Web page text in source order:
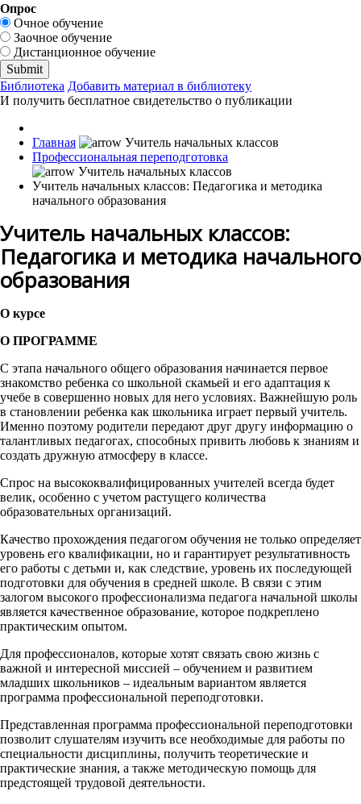
Опрос
Очное обучение
Заочное обучение
Дистанционное обучение
Библиотека Добавить материал в библиотеку
И получить бесплатное свидетельство о публикации
Главная
Профессиональная переподготовка
Учитель начальных классов: Педагогика и методика
начального образования
Учитель начальных классов:
Педагогика и методика начального
образования
О курсе
О ПРОГРАММЕ
С этапа начального общего образования начинается первое
знакомство ребенка со школьной скамьей и его адаптация к
учебе в совершенно новых для него условиях. Важнейшую роль
в становлении ребенка как школьника играет первый учитель.
Именно поэтому родители передают друг другу информацию о
талантливых педагогах, способных привить любовь к знаниям и
создать дружную атмосферу в классе.
Спрос на высококвалифицированных учителей всегда будет
велик, особенно с учетом растущего количества
образовательных организаций.
Качество прохождения педагогом обучения не только определяет
уровень его квалификации, но и гарантирует результативность
его работы с детьми и, как следствие, уровень их последующей
подготовки для обучения в средней школе. В связи с этим
залогом высокого профессионализма педагога начальной школы
является качественное образование, которое подкреплено
практическим опытом.
Для профессионалов, которые хотят связать свою жизнь с
важной и интересной миссией – обучением и развитием
младших школьников – идеальным вариантом является
программа профессиональной переподготовки.
Представленная программа профессиональной переподготовки
позволит слушателям изучить все необходимые для работы по
специальности дисциплины, получить теоретические и
практические знания, а также методическую помощь для
предстоящей трудовой деятельности.